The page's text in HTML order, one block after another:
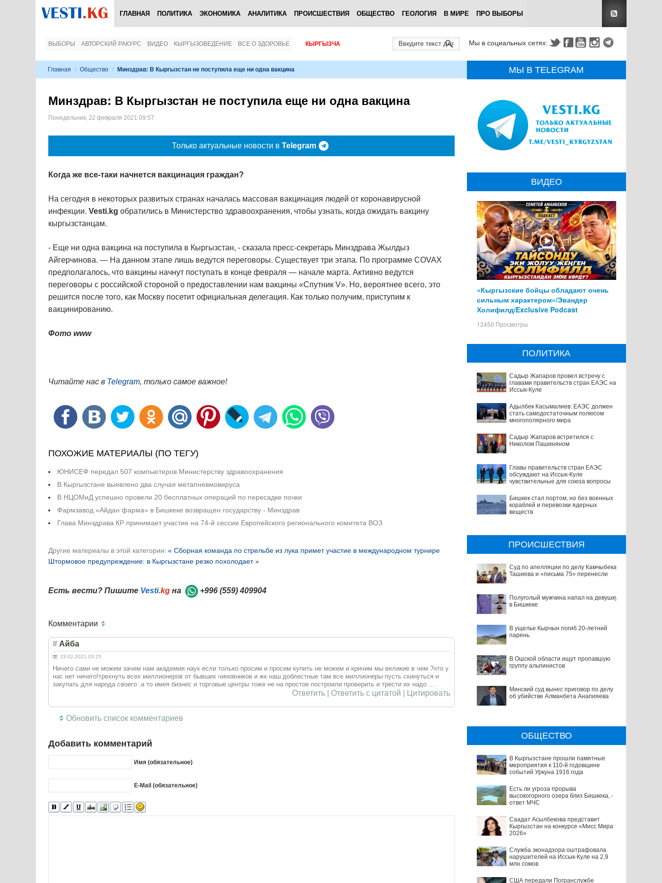
ГЛАВНАЯ ПОЛИТИКА ЭКОНОМИКА АНАЛИТИКА ПРОИСШЕСТВИЯ ОБЩЕСТВО ГЕОЛОГИЯ В МИРЕ ПРО ВЫБОРЫ
ВЫБОРЫ АВТОРСКИЙ РАКУРС ВИДЕО КЫРГЫЗОВЕДЕНИЕ ВСЕ О ЗДОРОВЬЕ КЫРГЫЗЧА Мы в социальных сетях:
Главная / Общество / Минздрав: В Кыргызстан не поступила еще ни одна вакцина
Минздрав: В Кыргызстан не поступила еще ни одна вакцина
Понедельник, 22 февраля 2021 09:57
Только актуальные новости в Telegram
Когда же все-таки начнется вакцинация граждан?
На сегодня в некоторых развитых странах началась массовая вакцинация людей от коронавирусной
инфекции. Vesti.kg обратились в Министерство здравоохранения, чтобы узнать, когда ожидать вакцину
кыргызстанцам.
- Еще ни одна вакцина на поступила в Кыргызстан, - сказала пресс-секретарь Минздрава Жылдыз
Айгерчинова. — На данном этапе лишь ведутся переговоры. Существует три этапа. По программе COVAX
предполагалось, что вакцины начнут поступать в конце февраля — начале марта. Активно ведутся
переговоры с российской стороной о предоставлении нам вакцины «Спутник V». Но, вероятнее всего, это
решится после того, как Москву посетит официальная делегация. Как только получим, приступим к
вакцинированию.
Фото www
Читайте нас в Telegram, только самое важное!
ПОХОЖИЕ МАТЕРИАЛЫ (ПО ТЕГУ)
ЮНИСЕФ передал 507 компьютеров Министерству здравоохранения
В Кыргызстане выявлено два случая метапневмовируса
В НЦОМиД успешно провели 20 бесплатных операций по пересадке почки
Фармзавод «Айдан фарма» в Бишкеке возвращен государству - Минздрав
Глава Минздрава КР принимает участие на 74-й сессии Европейского регионального комитета ВОЗ
Другие материалы в этой категории: « Сборная команда по стрельбе из лука примет участие в международном турнире
Штормовое предупреждение: в Кыргызстане резко похолодает »
Есть вести? Пишите Vesti.kg на +996 (559) 409904
Комментарии
# Айба
23.02.2021 03:25
Ничего сами не можем зачем нам академия наук если только просим и просим купить не можем и кричим мы великие в чем ?что у
нас нет ничего!трехнуть всех миллионеров от бывших чиновников и жк наш доблестные там все миллионеры пусть скинуться и
закупать для народа своего .а то имея бизнес и торговые центры тоже не на простое построили проверить и трести их надо ....
Ответить| Ответить с цитатой Цитировать
Обновить список комментариев
Добавить комментарий
Имя (обязательное)
E-Mail (обязательное)
МЫ В TELEGRAM
ВИДЕО
«Кыргызские бойцы обладают очень
сильным характером»/Эвандер
Холифилд/Exclusive Podcast
12450 Просмотры
ПОЛИТИКА
Садыр Жапаров провел встречу с
главами правительств стран ЕАЭС на
Иссык-Куле
Адылбек Касымалиев: ЕАЭС должен
стать самодостаточным полюсом
многополярного мира
Садыр Жапаров встретился с
Николом Пашиняном
Главы правительств стран ЕАЭС
обсуждают на Иссык-Куле
чувствительные для союза вопросы
Бишкек стал портом, но без военных
кораблей и перевозки ядерных
веществ
ПРОИСШЕСТВИЯ
Cуд по апелляции по делу Камчыбека
Ташиева и «письма 75» перенесли
Полуголый мужчина напал на девушку
в Бишкеке
В ущелье Кырчын погиб 20-летний
парень
В Ошской области ищут пропавшую
группу альпинистов
Минский суд вынес приговор по делу
об убийстве Алманбета Анапияева
ОБЩЕСТВО
В Кыргызстане прошли памятные
мероприятия к 110-й годовщине
событий Уркуна 1916 года
Есть ли угроза прорыва
высокогорного озера близ Бишкека, -
ответ МЧС
Саадат Асылбекова представит
Кыргызстан на конкурсе «Мисс Мира
2026»
Служба эконадзора оштрафовала
нарушителей на Иссык-Куле на 2,9
млн сомов
США передали Погранслужбе